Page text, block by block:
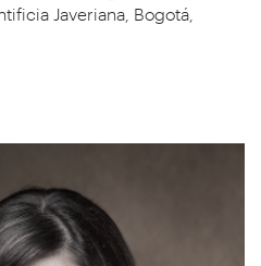
Javeriana, Bogotá,